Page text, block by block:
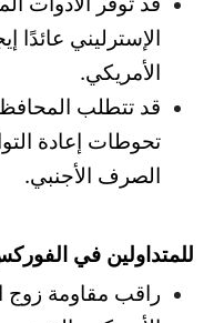
الإسترليني عائدًا
الأمريكي.
قد تتطلب
تحوطات إعادة
الصرف الأجنبي.
للمتداولين في
راقب مقاومة زوج